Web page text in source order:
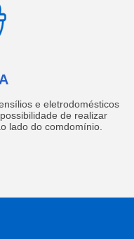
e eletrodomésticos
de realizar
lado do comdomínio.